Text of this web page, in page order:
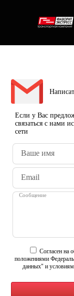
Если у Вас
связаться с нами
сети
Ваше имя
Email
Сообщение
Согласен на
положениями
данных" и